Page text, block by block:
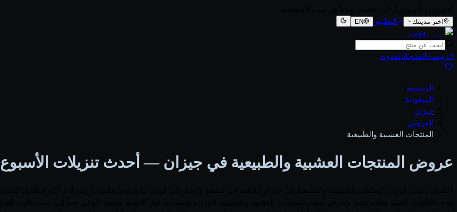
اختر مدينتك التطبيق EN
قوتي.
الرئيسية المنتجاتالمدونة
الرئيسية
السعودية
جيزان
العروض
المنتجات العشبية والطبيعية
عروض المنتجات العشبية والطبيعية في جيزان — أحدث تنزيلات الأسبوع 2026